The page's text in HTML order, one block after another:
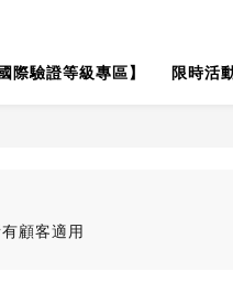
際驗證等級專區】 限時活
顧客適用